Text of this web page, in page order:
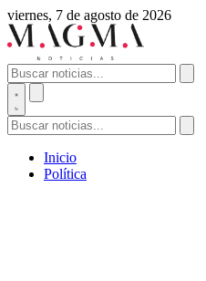
viernes, 7 de agosto de 2026
Inicio
Política